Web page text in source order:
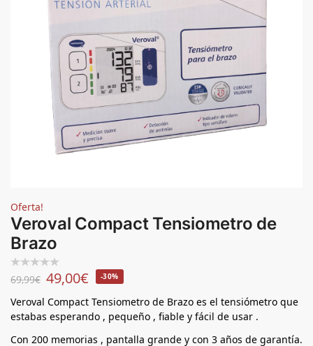
Oferta!
Veroval Compact Tensiometro de
Brazo
69,99€ 49,00€ -30%
Veroval Compact Tensiometro de Brazo es el tensiómetro que
estabas esperando , pequeño , fiable y fácil de usar .
Con 200 memorias , pantalla grande y con 3 años de garantía.